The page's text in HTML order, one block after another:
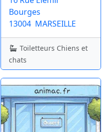
Bourges
13004 MARSEILLE
Toiletteurs Chiens et
chats